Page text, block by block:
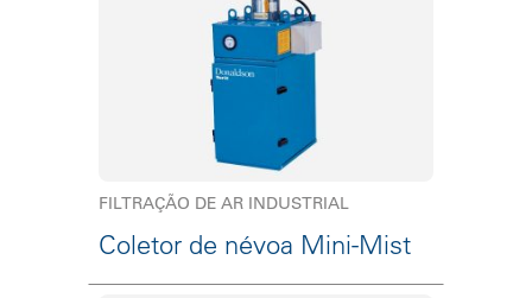
FILTRAÇÃO DE AR INDUSTRIAL
Coletor de névoa Mini-Mist